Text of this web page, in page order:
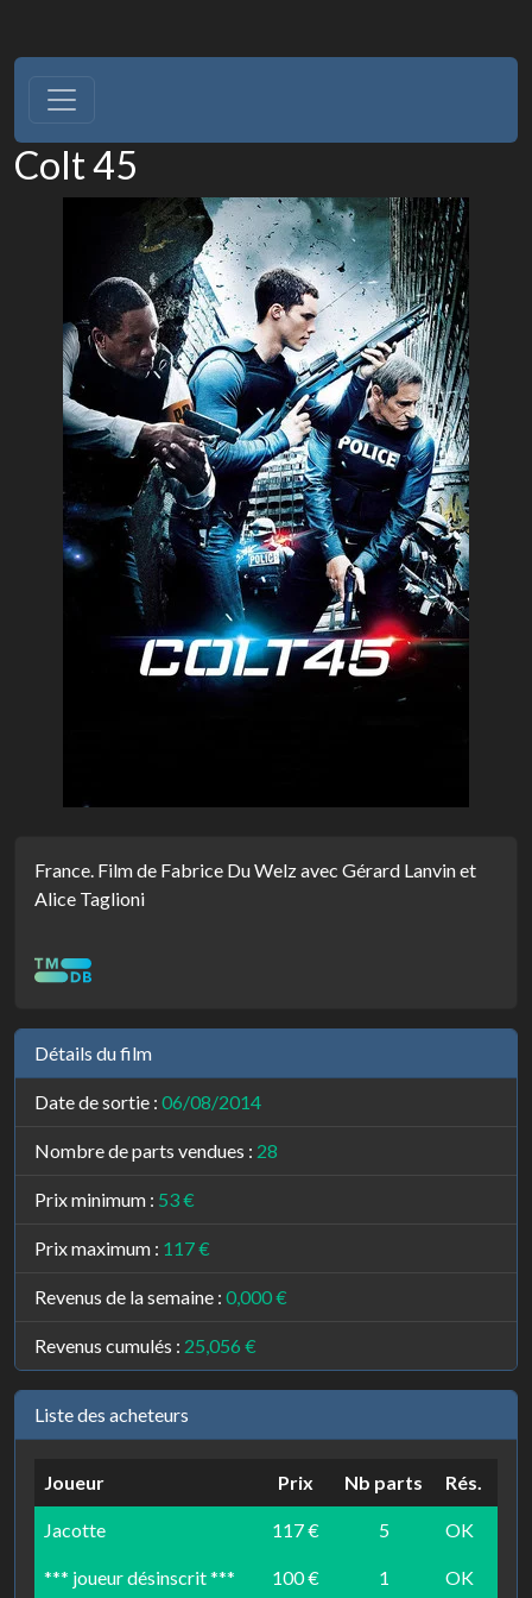
Colt 45
France. Film de Fabrice Du Welz avec Gérard Lanvin et
Alice Taglioni
Détails du film
Date de sortie : 06/08/2014
Nombre de parts vendues : 28
Prix minimum : 53 €
Prix maximum : 117 €
Revenus de la semaine : 0,000 €
Revenus cumulés : 25,056 €
Liste des acheteurs
Joueur Prix Nb parts Rés.
Jacotte 117 € 5 OK
*** joueur désinscrit *** 100 € 1 OK